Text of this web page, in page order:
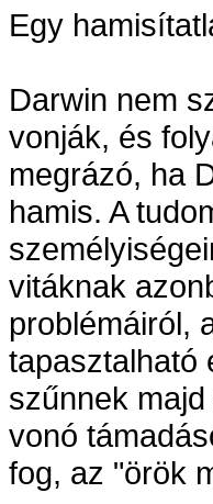
Egy
Darwin nem
vonják, és
megrázó, ha
hamis. A
vitáknak
problémáiról,
tapasztalható
szűnnek
vonó
fog, az "örök